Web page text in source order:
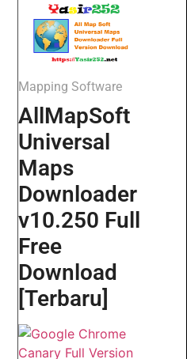
Mapping Software
AllMapSoft
Universal
Maps
Downloader
v10.250 Full
Free
Download
[Terbaru]